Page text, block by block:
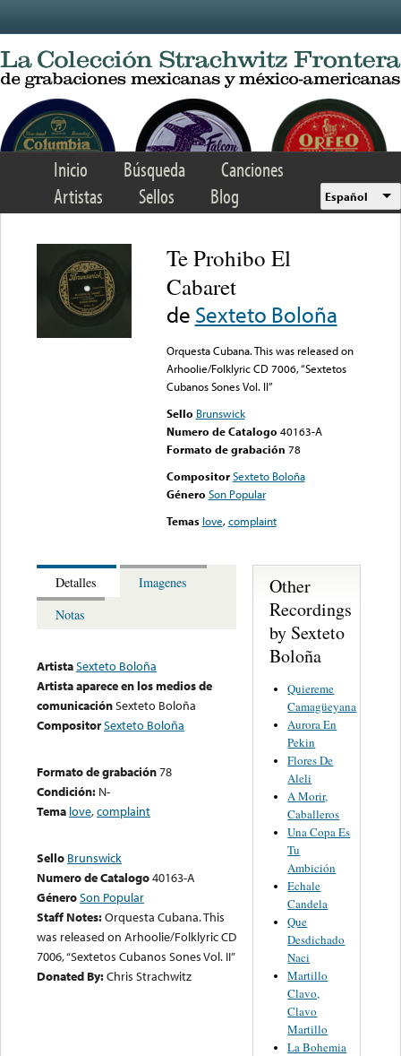
Inicio Búsqueda
Canciones
Artistas
Sellos Blog Español
Te Prohibo El
Cabaret
de Sexteto Boloña
Orquesta Cubana. This was released on
Arhoolie/Folklyric CD 7006, “Sextetos
Cubanos Sones Vol. II”
Sello Brunswick
Numero de Catalogo 40163-A
Formato de grabación 78
Compositor Sexteto Boloña
Género Son Popular
Temas love,complaint
Detalles
Imagenes
Notas
ArtistaSexteto Boloña
Artista aparece en los medios de
comunicaciónSexteto Boloña
CompositorSexteto Boloña
Formato de grabación78
Condición: N-
Tema love,complaint
Sello Brunswick
Numero de Catalogo40163-A
GéneroSon Popular
Staff Notes:Orquesta Cubana. This
was released on Arhoolie/Folklyric CD
7006, “Sextetos Cubanos Sones Vol. II”
Donated By:Chris Strachwitz
Other
Recordings
by Sexteto
Boloña
Quiereme
Camagüeyana
Aurora En
Pekin
Flores De
Aleli
A Morir,
Caballeros
Una Copa Es
Tu
Ambición
Echale
Candela
Que
Desdichado
Naci
Martillo
Clavo,
Clavo
Martillo
La Bohemia